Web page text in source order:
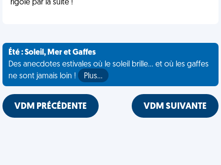
rigolé par la suite !
Été : Soleil, Mer et Gaffes
Des anecdotes estivales où le soleil brille... et où les gaffes
ne sont jamais loin !
Plus…
VDM PRÉCÉDENTE VDM SUIVANTE